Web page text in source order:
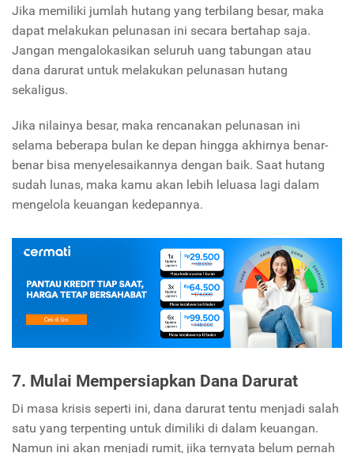
Jika memiliki jumlah hutang yang terbilang besar, maka
dapat melakukan pelunasan ini secara bertahap saja.
Jangan mengalokasikan seluruh uang tabungan atau
dana darurat untuk melakukan pelunasan hutang
sekaligus.
Jika nilainya besar, maka rencanakan pelunasan ini
selama beberapa bulan ke depan hingga akhirnya benar-
benar bisa menyelesaikannya dengan baik. Saat hutang
sudah lunas, maka kamu akan lebih leluasa lagi dalam
mengelola keuangan kedepannya.
7. Mulai Mempersiapkan Dana Darurat
Di masa krisis seperti ini, dana darurat tentu menjadi salah
satu yang terpenting untuk dimiliki di dalam keuangan.
Namun ini akan menjadi rumit, jika ternyata belum pernah